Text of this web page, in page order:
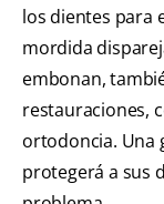
los dientes para
mordida
embonan,
restauraciones,
ortodoncia. Una
protegerá a sus